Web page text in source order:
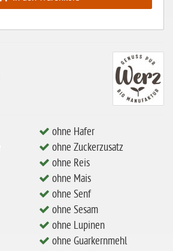
ohne Hafer
ohne Zuckerzusatz
ohne Reis
ohne Mais
ohne Senf
ohne Sesam
ohne Lupinen
ohne Guarkernmehl